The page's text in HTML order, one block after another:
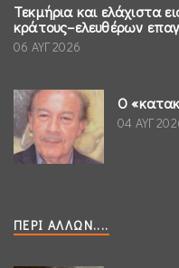
Τεκμήρια και ελάχιστα
κράτους–ελευθέρων
06 ΑΥΓ 2026
Ο
04 ΑΥΓ
ΠΕΡΊ ΆΛΛΩΝ....